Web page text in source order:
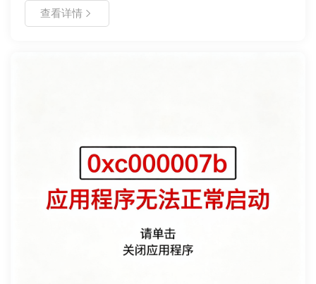
序，并利用系统还原点回退状态。适用于 Windows 10/11 用
查看详情